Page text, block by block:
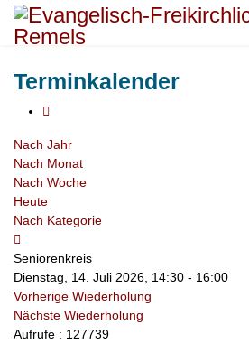
Terminkalender
Nach Jahr
Nach Monat
Nach Woche
Heute
Nach Kategorie
Seniorenkreis
Dienstag, 14. Juli 2026, 14:30 - 16:00
Vorherige Wiederholung
Nächste Wiederholung
Aufrufe : 127739